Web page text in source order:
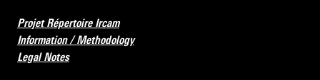
Projet Répertoire Ircam
Information / Methodology
Legal Notes